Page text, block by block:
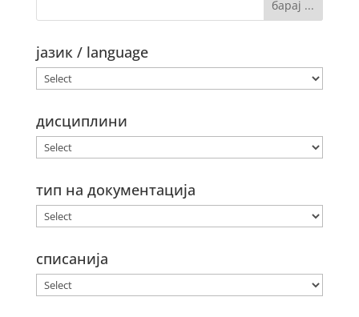
јазик / language
дисциплини
тип на документација
списанија